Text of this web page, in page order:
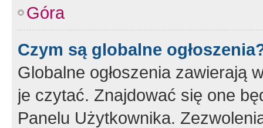
Góra
Czym są globalne
Globalne ogłoszenia zawierają
je czytać. Znajdować się one
Panelu Użytkownika.